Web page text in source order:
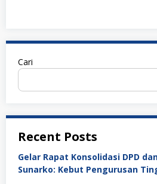
Cari
Recent Posts
Gelar Rapat Konsolidasi DPD
Sunarko: Kebut Pengurusan